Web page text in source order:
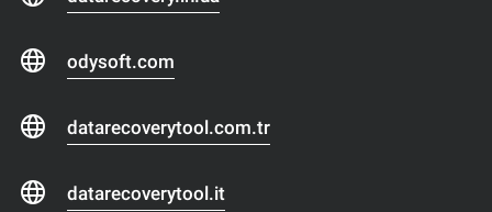
odysoft.com
datarecoverytool.com.tr
datarecoverytool.it